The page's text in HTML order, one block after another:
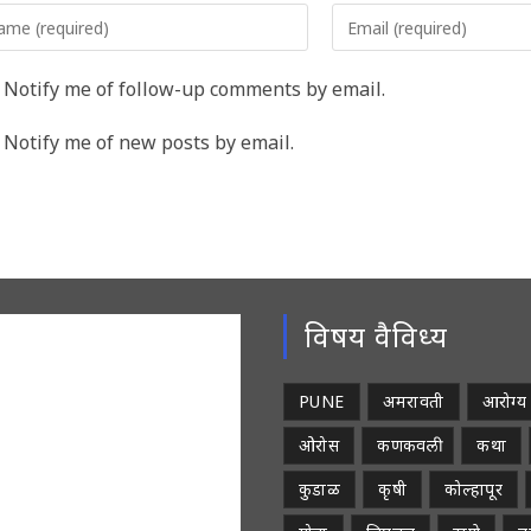
your
address
Notify me of follow-up comments by email.
Notify me of new posts by email.
विषय वैविध्य
PUNE अमरावती आरोग्य
ओरोस
कणकवली कथा
कुडाळ
कृषी कोल्हापूर